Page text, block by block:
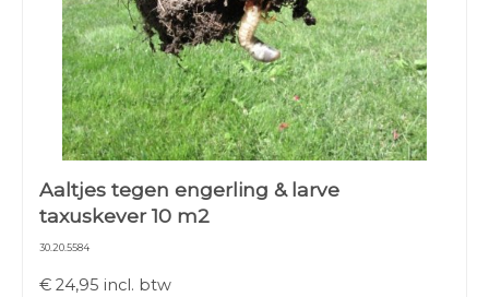
Aaltjes tegen engerling & larve
taxuskever 10 m2
30.20.5584
€ 24,95 incl. btw